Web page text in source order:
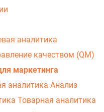
аналитика
качеством (QM)
маркетинга
аналитика Анализ
Товарная аналитика